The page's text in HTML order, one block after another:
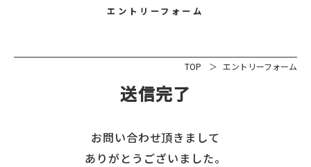
エントリーフォーム
TOP エントリーフォーム
送信完了
お問い合わせ頂きまして
ありがとうございました。